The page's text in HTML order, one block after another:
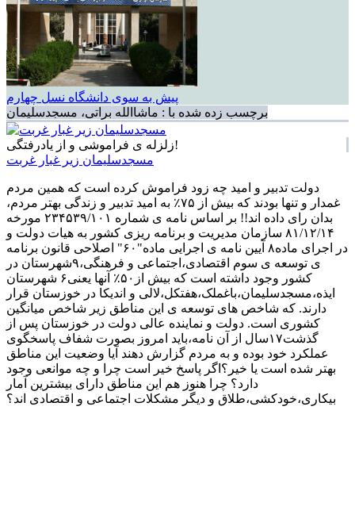
پیش به سوی دانشگاه نسل چهارم
برچسب زده شده با : ماشاالله براتی، مسجدسلیمان
زلزله ی فراموشی و از یادرفتگی!
مسجدسلیمان زیر غبار غربت
دولت تدبیر و امید چه زود فراموش کرده است که همین مردم
غمدار و تنها بودند که بیش از ۷۵٪ به امید تدبیر و زندگی بهتر مردم،
بدان رای داده اند!! بر اساس نامه ی شماره ۲۳۴۵۳۹/۱۰۱ مورخه
۸۱/۱۲/۱۴ سازمان مدیریت و برنامه ریزی کشور به هیات دولت و
در اجرای ماده۸ آیین نامه ی اجرایی ماده"۶۰" اصلاحی قانون برنامه
ی توسعه ی سوم اقتصادی،اجتماعی و فرهنگی،۹شهرستان در
کشور وجود داشته است که بیش از۵۰٪ آنها یعنی۶ شهرستان
ایذه،مسجدسلیمان،باغملک،هفتکل،لالی و اندیکا در خوزستان قرار
دارند. که شاخص های توسعه ی این مناطق زیر شاخص میانگین
کشوری است. دولت و نماینده عالی دولت در خوزستان پس از
گذشت۱۷سال از آن نامه،باید امروز بصورت شفاف پاسخگوی
عملکرد خود بوده و به مردم گزارش دهند آیا وضعیت این مناطق
بهتر شده است یا خیر؟اگر پاسخ خیر است چرا و چه موانعی وجود
دارد؟ چرا هنوز هم این مناطق دارای بیشترین آمار
بیکاری،خودکشی،طلاق و دیگر مشکلات اجتماعی و اقتصادی اند؟